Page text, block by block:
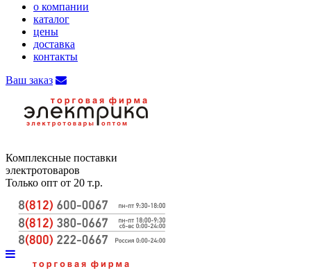
о компании
каталог
цены
доставка
контакты
Ваш заказ
Комплексные поставки
электротоваров
Только опт от 20 т.р.